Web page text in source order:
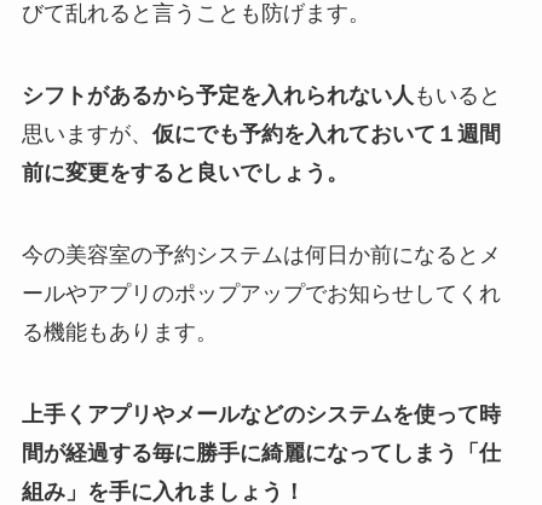
びて乱れると言うことも防げます。
シフトがあるから予定を入れられない人 もいると
思いますが、 仮にでも予約を入れておいて１週間
前に変更をすると良いでしょう。
今の美容室の予約システムは何日か前になると メ
ールやアプリのポップアップでお知らせしてくれ
る機能もあります。
上手くアプリやメールなどのシステムを使って時
間が経過する毎に勝手に綺麗になってしまう「仕
組み」を手に入れましょう！